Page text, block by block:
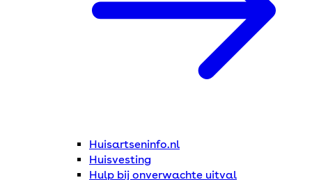
Huisartseninfo.nl
Huisvesting
Hulp bij onverwachte uitval